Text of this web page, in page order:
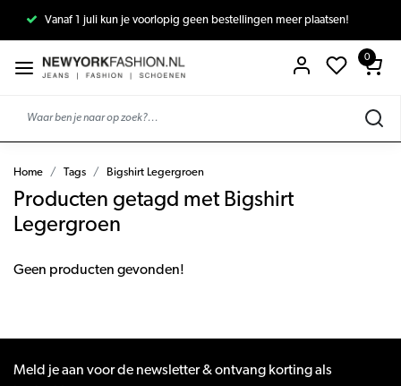
Vanaf 1 juli kun je voorlopig geen bestellingen meer plaatsen!
0
Home Tags Bigshirt Legergroen
Producten getagd met Bigshirt
Legergroen
Geen producten gevonden!
Meld je aan voor de newsletter & ontvang korting als